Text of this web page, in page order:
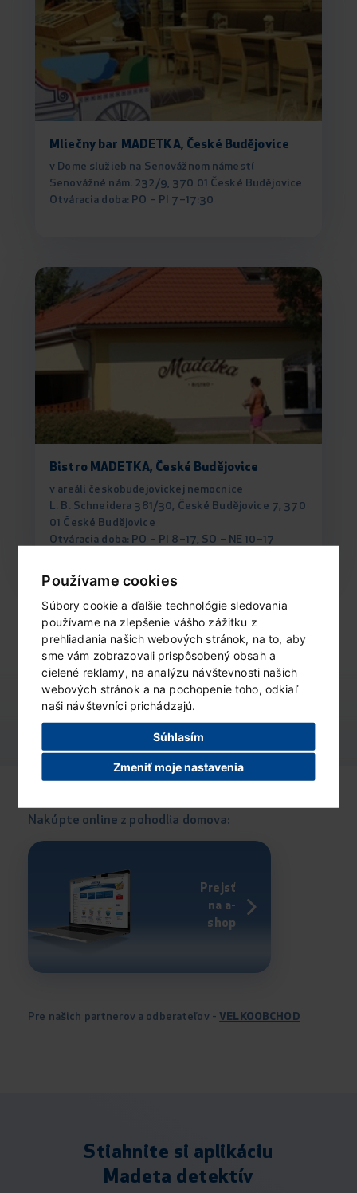
Používame cookies
Súbory cookie a ďalšie technológie sledovania
používame na zlepšenie vášho zážitku z
prehliadania našich webových stránok, na to, aby
sme vám zobrazovali prispôsobený obsah a
cielené reklamy, na analýzu návštevnosti našich
webových stránok a na pochopenie toho, odkiaľ
naši návštevníci prichádzajú.
Súhlasím
Zmeniť moje nastavenia
Mliečny bar MADETKA, České Budějovice
v Dome služieb na Senovážnom námestí
Senovážné nám. 232/9, 370 01 České Budějovice
Otváracia doba: PO – PI 7–17:30
Bistro MADETKA, České Budějovice
v areáli českobudejovickej nemocnice
L. B. Schneidera 381/30, České Budějovice 7, 370
01 České Budějovice
Otváracia doba: PO – PI 8–17, SO – NE 10–17
obchodné reťazce (0)
Nebol nájdený žiadny záznam s týmito parametrami
Nakúpte online z pohodlia domova:
Prejsť
na a-
shop
Pre našich partnerov a odberateľov - VELKOOBCHOD
Stiahnite si aplikáciu
Madeta detektív